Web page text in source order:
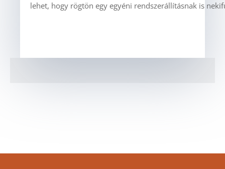
lehet, hogy rögtön egy egyéni rendszerállításnak is